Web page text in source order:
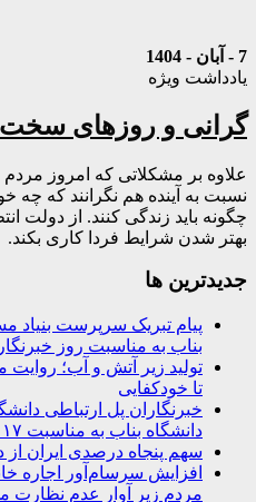
7 - آبان - 1404
یادداشت ویژه
گرانی و روزهای
علاوه بر مشکلاتی که امروز
نسبت به آینده هم نگرانند که چه
چگونه باید زندگی کنند. از دولت
بهتر شدن شرایط فردا کاری بکند.
جديدترين ها
پیام تبریک سرپرست بنیاد
بناب به مناسبت روز خبرنگار
تولید زیر آتش و آب؛
تا خودکفایی
خبرنگاران پل ارتباطی
دانشگاه بناب به مناسبت ۱۷ مرداد
سهم پنجاه درصدی ایران از
افزایش سرسام‌آور اجاره
مردم زیر آوار عدم نظارت